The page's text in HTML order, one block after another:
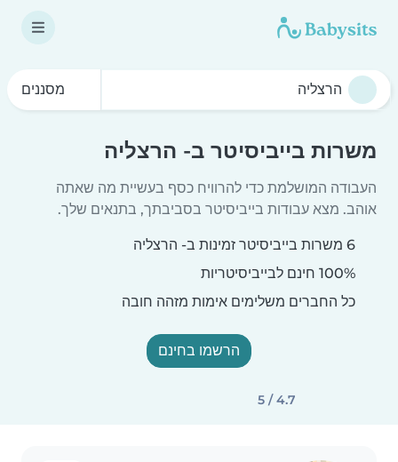
מסננים
משרות בייביסיטר ב- הרצליה
העבודה המושלמת כדי להרוויח כסף בעשיית מה שאתה
אוהב. מצא עבודות בייביסיטר בסביבתך, בתנאים שלך.
6 משרות בייביסיטר זמינות ב- הרצליה
כל החברים משלימים אימות מזהה חובה
הרשמו בחינם
4.7 / 5